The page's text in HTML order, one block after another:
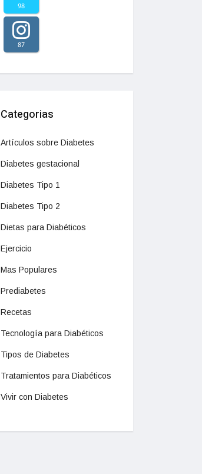
98
87
Categorias
Artículos sobre Diabetes
Diabetes gestacional
Diabetes Tipo 1
Diabetes Tipo 2
Dietas para Diabéticos
Ejercicio
Mas Populares
Prediabetes
Recetas
Tecnología para Diabéticos
Tipos de Diabetes
Tratamientos para Diabéticos
Vivir con Diabetes